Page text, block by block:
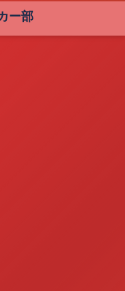
ー部